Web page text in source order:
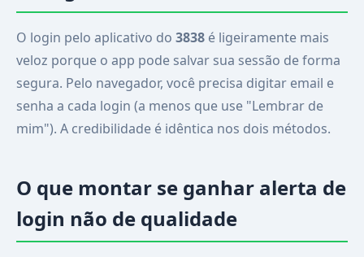
O login pelo aplicativo do 3838 é ligeiramente mais
veloz porque o app pode salvar sua sessão de forma
segura. Pelo navegador, você precisa digitar email e
senha a cada login (a menos que use "Lembrar de
mim"). A credibilidade é idêntica nos dois métodos.
O que montar se ganhar alerta de
login não de qualidade